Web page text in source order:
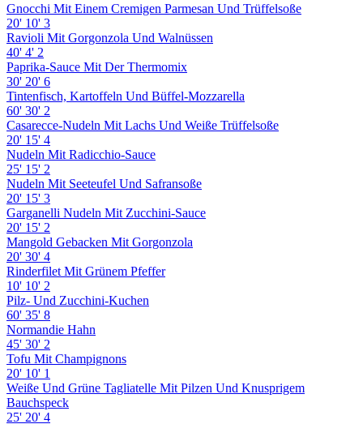
Gnocchi Mit Einem Cremigen Parmesan Und Trüffelsoße
20' 10' 3
Ravioli Mit Gorgonzola Und Walnüssen
40' 4' 2
Paprika-Sauce Mit Der Thermomix
30' 20' 6
Tintenfisch, Kartoffeln Und Büffel-Mozzarella
60' 30' 2
Casarecce-Nudeln Mit Lachs Und Weiße Trüffelsoße
20' 15' 4
Nudeln Mit Radicchio-Sauce
25' 15' 2
Nudeln Mit Seeteufel Und Safransoße
20' 15' 3
Garganelli Nudeln Mit Zucchini-Sauce
20' 15' 2
Mangold Gebacken Mit Gorgonzola
20' 30' 4
Rinderfilet Mit Grünem Pfeffer
10' 10' 2
Pilz- Und Zucchini-Kuchen
60' 35' 8
Normandie Hahn
45' 30' 2
Tofu Mit Champignons
20' 10' 1
Weiße Und Grüne Tagliatelle Mit Pilzen Und Knusprigem
Bauchspeck
25' 20' 4